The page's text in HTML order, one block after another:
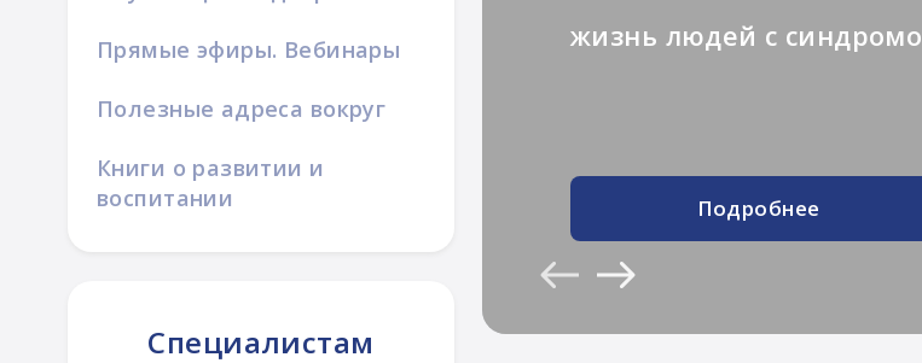
Прямые эфиры. Вебинары
Полезные адреса вокруг
Книги о развитии и
воспитании
Специалистам
жизнь людей с
Подробнее